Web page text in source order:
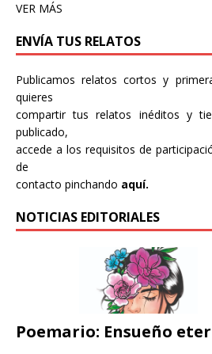
VER MÁS
ENVÍA TUS RELATOS
Publicamos relatos cortos y
quieres
compartir tus relatos inéditos y
publicado,
accede a los requisitos de
de
contacto pinchando aquí.
NOTICIAS EDITORIALES
Poemario: Ensueño